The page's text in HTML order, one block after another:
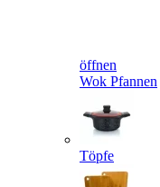
öffnen
Wok Pfannen
Töpfe